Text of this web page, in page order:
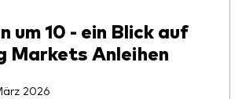
um 10 - ein Blick auf
Markets Anleihen
2026